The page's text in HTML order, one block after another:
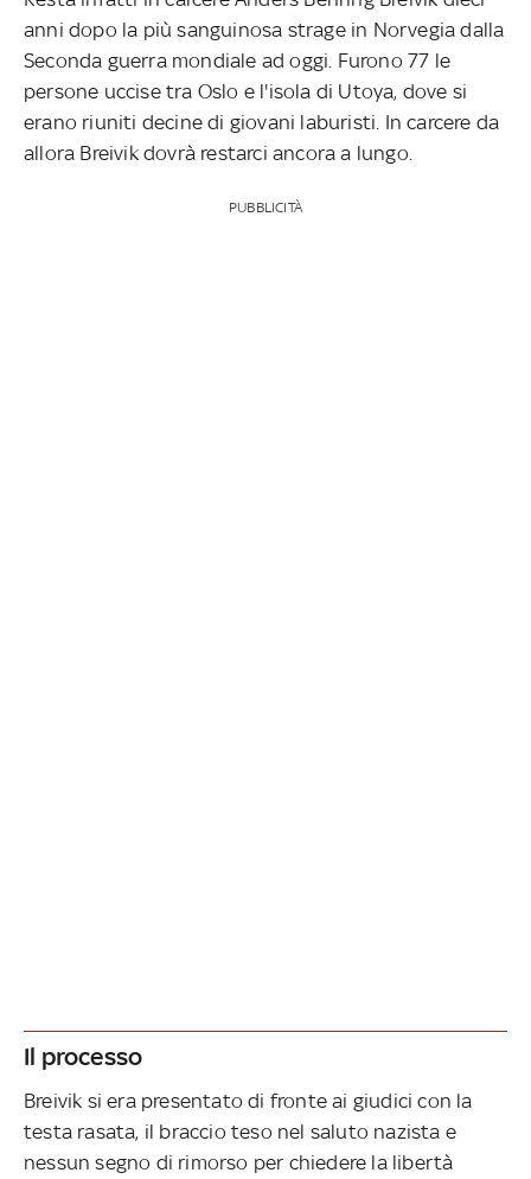
anni dopo la più sanguinosa strage in Norvegia dalla
Seconda guerra mondiale ad oggi. Furono 77 le
persone uccise tra Oslo e l'isola di Utoya, dove si
erano riuniti decine di giovani laburisti. In carcere da
allora Breivik dovrà restarci ancora a lungo.
PUBBLICITÀ
Il processo
Breivik si era presentato di fronte ai giudici con la
testa rasata, il braccio teso nel saluto nazista e
nessun segno di rimorso per chiedere la libertà